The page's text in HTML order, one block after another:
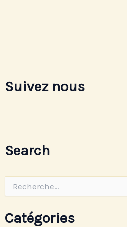
Suivez nous
Search
e
Catégories